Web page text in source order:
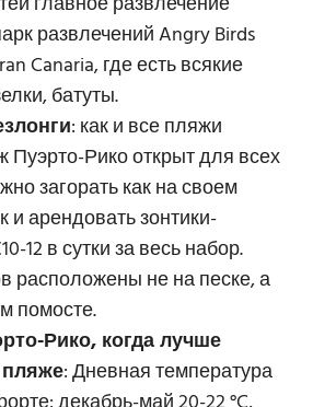
развлечений Angry Birds
Canaria, где есть всякие
батуты.
: как и все пляжи
Пуэрто-Рико открыт для всех
загорать как на своем
и арендовать зонтики-
12 в сутки за весь набор.
расположены не на песке, а
помосте.
Рико, когда лучше
: Дневная температура